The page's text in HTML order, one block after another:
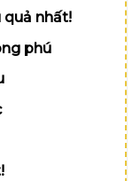
quả nhất!
phú